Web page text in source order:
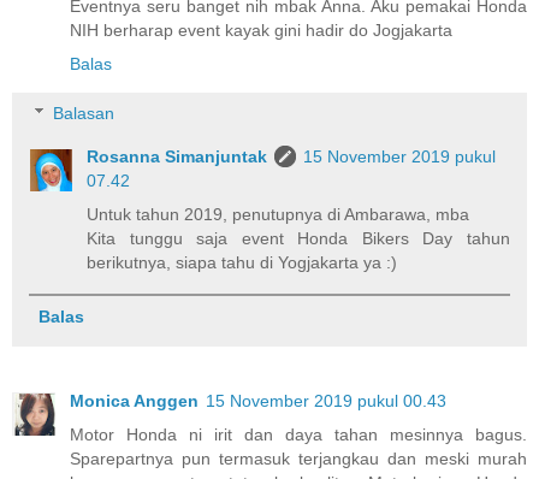
Eventnya seru banget nih mbak Anna. Aku pemakai Honda
NIH berharap event kayak gini hadir do Jogjakarta
Balas
Balasan
Rosanna Simanjuntak
15 November 2019 pukul
07.42
Untuk tahun 2019, penutupnya di Ambarawa, mba
Kita tunggu saja event Honda Bikers Day tahun
berikutnya, siapa tahu di Yogjakarta ya :)
Balas
Monica Anggen 15 November 2019 pukul 00.43
Motor Honda ni irit dan daya tahan mesinnya bagus.
Sparepartnya pun termasuk terjangkau dan meski murah